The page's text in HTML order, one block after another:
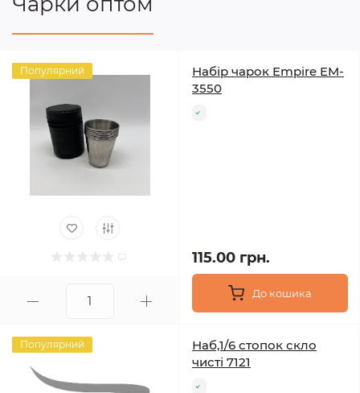
Популярний
Набір чарок Empire EM-
3550
115.00 грн.
До кошика
Популярний
Наб,1/6 стопок скло
чисті 7121